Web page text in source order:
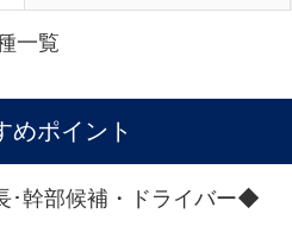
一覧
めポイント
･幹部候補・ドライバー◆